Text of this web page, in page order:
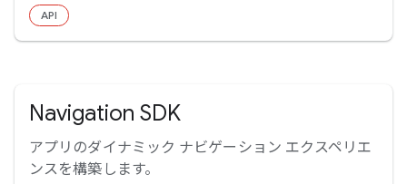
API
Navigation SDK
アプリのダイナミック ナビゲーション エクスペリエ
ンスを構築します。